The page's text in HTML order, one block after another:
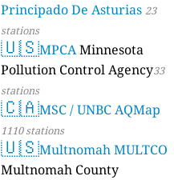
Principado De Asturias 23
stations
🇺🇸MPCAMinnesota
Pollution Control Agency33
stations
🇨🇦MSC / UNBC AQMap
1110 stations
🇺🇸Multnomah MULTCO
Multnomah County